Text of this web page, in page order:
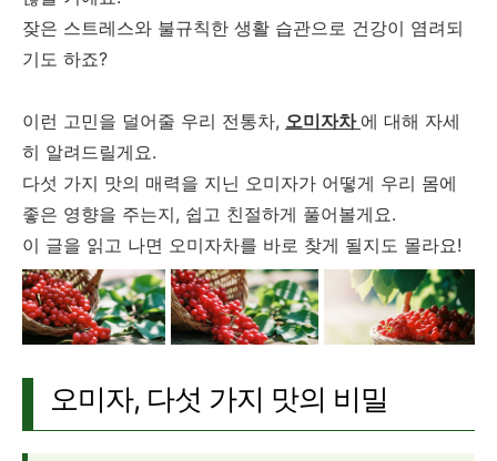
잦은 스트레스와 불규칙한 생활 습관으로 건강이 염려되
기도 하죠?
이런 고민을 덜어줄 우리 전통차, 오미자차 에 대해 자세
히 알려드릴게요.
다섯 가지 맛의 매력을 지닌 오미자가 어떻게 우리 몸에
좋은 영향을 주는지, 쉽고 친절하게 풀어볼게요.
이 글을 읽고 나면 오미자차를 바로 찾게 될지도 몰라요!
오미자, 다섯 가지 맛의 비밀